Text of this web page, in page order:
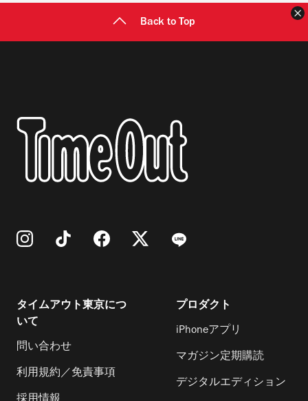
Back to Top
タイムアウト東京につ
いて
問い合わせ
利用規約／免責事項
プロダクト
iPhoneアプリ
マガジン定期購読
デジタルエディション